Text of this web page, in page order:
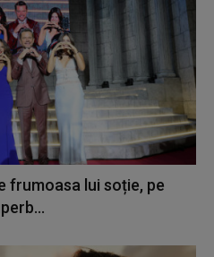
frumoasa lui soție, pe